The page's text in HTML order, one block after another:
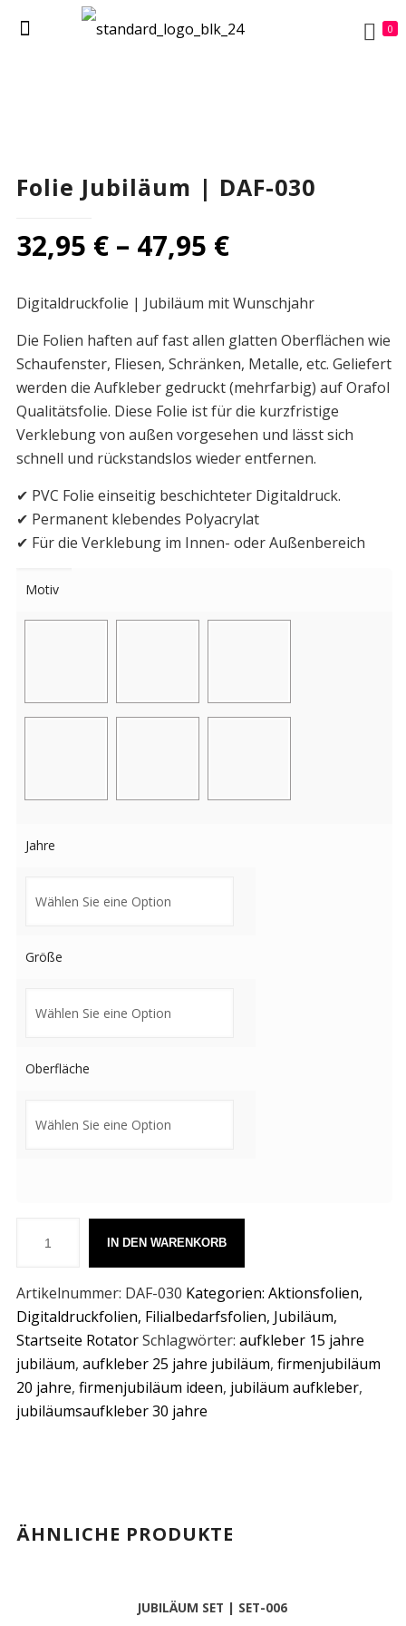
0
Folie Jubiläum | DAF-030
32,95 € – 47,95 €
Digitaldruckfolie | Jubiläum mit Wunschjahr
Die Folien haften auf fast allen glatten Oberflächen wie
Schaufenster, Fliesen, Schränken, Metalle, etc. Geliefert
werden die Aufkleber gedruckt (mehrfarbig) auf Orafol
Qualitätsfolie. Diese Folie ist für die kurzfristige
Verklebung von außen vorgesehen und lässt sich
schnell und rückstandslos wieder entfernen.
✔ PVC Folie einseitig beschichteter Digitaldruck.
✔ Permanent klebendes Polyacrylat
✔ Für die Verklebung im Innen- oder Außenbereich
Motiv
Jahre
Größe
Oberfläche
IN DEN WARENKORB
Artikelnummer: DAF-030 Kategorien: Aktionsfolien,
Digitaldruckfolien, Filialbedarfsfolien, Jubiläum,
Startseite RotatorSchlagwörter: aufkleber 15 jahre
jubiläum, aufkleber 25 jahre jubiläum, firmenjubiläum
20 jahre, firmenjubiläum ideen, jubiläum aufkleber,
jubiläumsaufkleber 30 jahre
ÄHNLICHE PRODUKTE
JUBILÄUM SET | SET-006